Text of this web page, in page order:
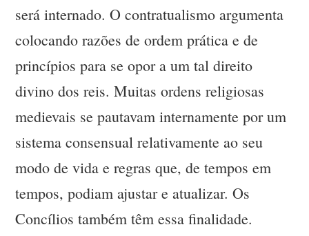
será internado. O contratualismo argumenta
colocando razões de ordem prática e de
princípios para se opor a um tal direito
divino dos reis. Muitas ordens religiosas
medievais se pautavam internamente por um
sistema consensual relativamente ao seu
modo de vida e regras que, de tempos em
tempos, podiam ajustar e atualizar. Os
Concílios também têm essa finalidade.